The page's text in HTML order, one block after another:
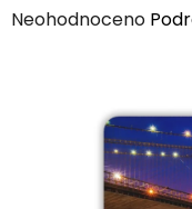
Průměrné
Neohodnoceno